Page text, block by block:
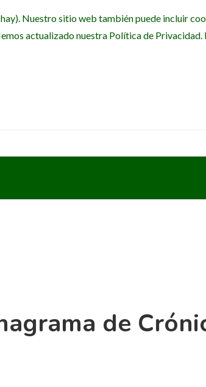
Nuestro sitio web también puede incluir
actualizado nuestra Política de Privacidad.
de